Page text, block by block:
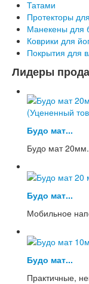
Татами
Протекторы
Манекены для
Коврики для
Покрытия для
Лидеры
Будо мат...
Будо мат
Будо мат...
Мобильное
Будо мат...
Практичные,